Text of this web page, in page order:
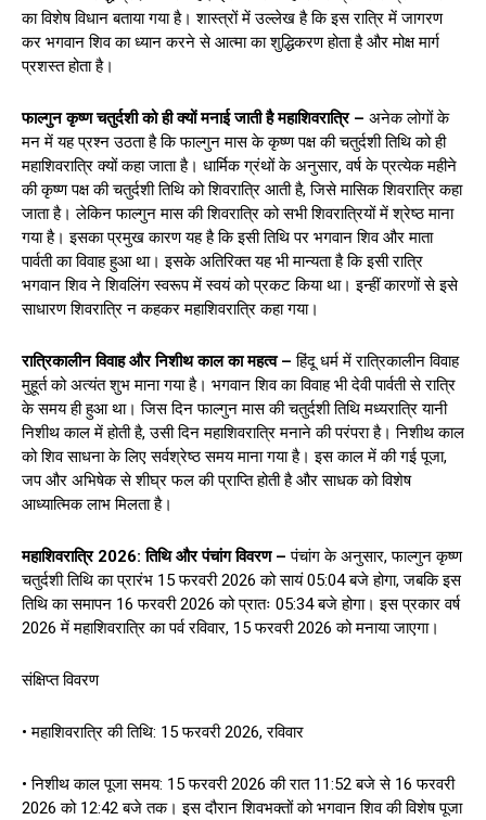
का विशेष विधान बताया गया है। शास्त्रों में उल्लेख है कि इस रात्रि में जागरण
कर भगवान शिव का ध्यान करने से आत्मा का शुद्धिकरण होता है और मोक्ष मार्ग
प्रशस्त होता है।
फाल्गुन कृष्ण चतुर्दशी को ही क्यों मनाई जाती है महाशिवरात्रि – अनेक लोगों के
मन में यह प्रश्न उठता है कि फाल्गुन मास के कृष्ण पक्ष की चतुर्दशी तिथि को ही
महाशिवरात्रि क्यों कहा जाता है। धार्मिक ग्रंथों के अनुसार, वर्ष के प्रत्येक महीने
की कृष्ण पक्ष की चतुर्दशी तिथि को शिवरात्रि आती है, जिसे मासिक शिवरात्रि कहा
जाता है। लेकिन फाल्गुन मास की शिवरात्रि को सभी शिवरात्रियों में श्रेष्ठ माना
गया है। इसका प्रमुख कारण यह है कि इसी तिथि पर भगवान शिव और माता
पार्वती का विवाह हुआ था। इसके अतिरिक्त यह भी मान्यता है कि इसी रात्रि
भगवान शिव ने शिवलिंग स्वरूप में स्वयं को प्रकट किया था। इन्हीं कारणों से इसे
साधारण शिवरात्रि न कहकर महाशिवरात्रि कहा गया।
रात्रिकालीन विवाह और निशीथ काल का महत्व – हिंदू धर्म में रात्रिकालीन विवाह
मुहूर्त को अत्यंत शुभ माना गया है। भगवान शिव का विवाह भी देवी पार्वती से रात्रि
के समय ही हुआ था। जिस दिन फाल्गुन मास की चतुर्दशी तिथि मध्यरात्रि यानी
निशीथ काल में होती है, उसी दिन महाशिवरात्रि मनाने की परंपरा है। निशीथ काल
को शिव साधना के लिए सर्वश्रेष्ठ समय माना गया है। इस काल में की गई पूजा,
जप और अभिषेक से शीघ्र फल की प्राप्ति होती है और साधक को विशेष
आध्यात्मिक लाभ मिलता है।
महाशिवरात्रि 2026: तिथि और पंचांग विवरण –पंचांग के अनुसार, फाल्गुन कृष्ण
चतुर्दशी तिथि का प्रारंभ 15 फरवरी 2026 को सायं 05:04 बजे होगा, जबकि इस
तिथि का समापन 16 फरवरी 2026 को प्रातः 05:34 बजे होगा। इस प्रकार वर्ष
2026 में महाशिवरात्रि का पर्व रविवार, 15 फरवरी 2026 को मनाया जाएगा।
संक्षिप्त विवरण
• महाशिवरात्रि की तिथि: 15 फरवरी 2026, रविवार
• निशीथ काल पूजा समय: 15 फरवरी 2026 की रात 11:52 बजे से 16 फरवरी
2026 को 12:42 बजे तक। इस दौरान शिवभक्तों को भगवान शिव की विशेष पूजा